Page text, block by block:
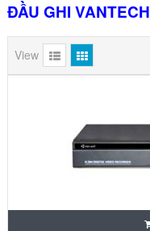
ĐẦU GHI VANTECH
View